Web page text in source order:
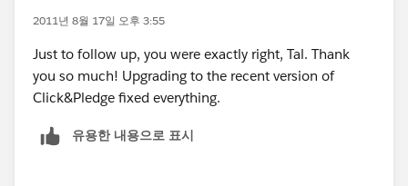
2011년 8월 17일 오후 3:55
Just to follow up, you were exactly right, Tal. Thank
you so much! Upgrading to the recent version of
Click&Pledge fixed everything.
유용한 내용으로 표시